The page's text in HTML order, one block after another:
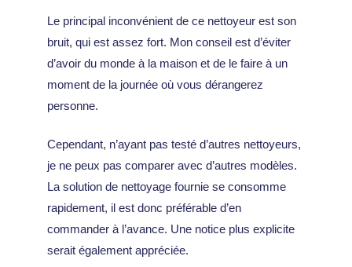
Le principal inconvénient de ce nettoyeur est son
bruit, qui est assez fort. Mon conseil est d’éviter
d’avoir du monde à la maison et de le faire à un
moment de la journée où vous dérangerez
personne.
Cependant, n’ayant pas testé d’autres nettoyeurs,
je ne peux pas comparer avec d’autres modèles.
La solution de nettoyage fournie se consomme
rapidement, il est donc préférable d’en
commander à l’avance. Une notice plus explicite
serait également appréciée.